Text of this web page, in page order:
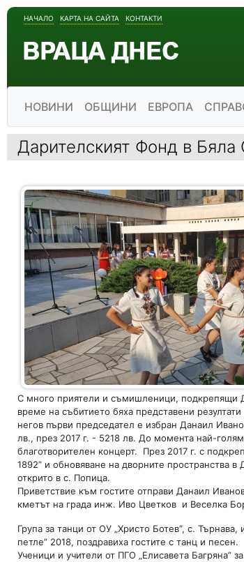
НАЧАЛО КАРТА НА САЙТА КОНТАКТИ
НОВИНИ ОБЩИНИ ЕВРОПА
Дарителският Фонд в
С много приятели и съмишленици, подкрепящи
време на събитието бяха представени
негов първи председател е избран Данаил
лв., през 2017 г. - 5218 лв. До момента най-
благотворителен концерт. През 2017 г. с
1892” и обновяване на дворните пространства
открито в с. Попица.
Приветствие към гостите отправи Данаил
кметът на града инж. Иво Цветков и Веселка
Група за танци от ОУ „Христо Ботев”, с.
петле” 2018, поздравиха гостите с танц и песен.
Ученици и учители от ПГО „Елисавета Багряна”